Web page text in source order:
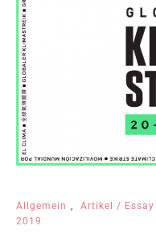
Allgemein , Artikel / Essay
2019